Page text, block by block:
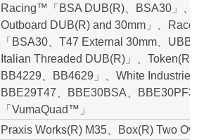
Racing™「BSA DUB(R)、BSA30」、
Outboard DUB(R) and 30mm」、Race
「BSA30、T47 External 30mm、UBB
Italian Threaded DUB(R)」、Token(R)
BB4229、BB4629」、White
BBE29T47、BBE30BSA、BBE30PF30
「VumaQuad™」
Praxis Works(R) M35、Box(R) Two